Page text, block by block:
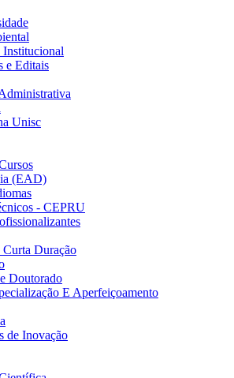
Institucional
e Editais
Unisc
(EAD)
- CEPRU
Curta Duração
Doutorado
E Aperfeiçoamento
de Inovação